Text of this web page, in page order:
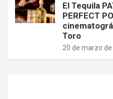
El Tequila
PERFECT
Toro
20 de marzo de